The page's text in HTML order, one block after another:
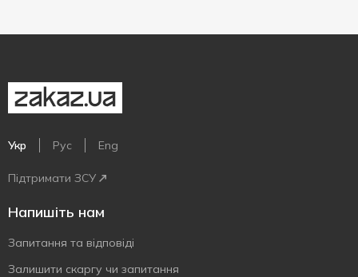
Укр Рус Eng
Підтримати ЗСУ
Напишіть нам
Запитання та відповіді
Залишити скаргу чи запитання